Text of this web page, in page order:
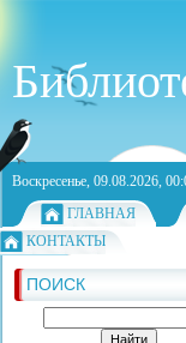
Воскресенье, 09.08.2026,
ГЛАВНАЯ
КОНТАКТЫ
ПОИСК